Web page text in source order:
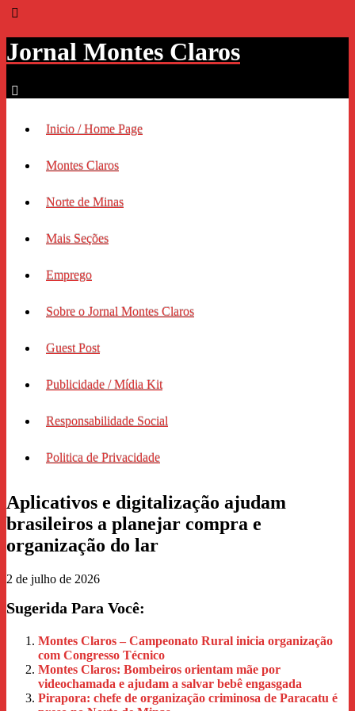
Jornal Montes Claros
Inicio / Home Page
Montes Claros
Norte de Minas
Mais Seções
Emprego
Sobre o Jornal Montes Claros
Guest Post
Publicidade / Mídia Kit
Responsabilidade Social
Politica de Privacidade
Aplicativos e digitalização ajudam
brasileiros a planejar compra e
organização do lar
2 de julho de 2026
Sugerida Para Você:
Montes Claros – Campeonato Rural inicia organização
com Congresso Técnico
Montes Claros: Bombeiros orientam mãe por
videochamada e ajudam a salvar bebê engasgada
Pirapora: chefe de organização criminosa de Paracatu é